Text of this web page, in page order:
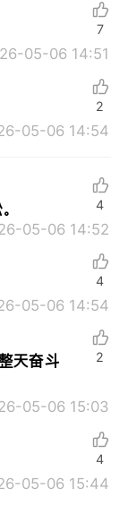
05-06 14:51
7
05-06 14:54
2
05-06 14:52
4
05-06 14:54
4
天奋斗
05-06 15:03
2
05-06 15:44
4